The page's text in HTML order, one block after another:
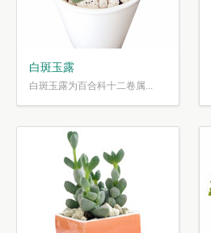
白斑玉露
白斑玉露为百合科十二卷属...